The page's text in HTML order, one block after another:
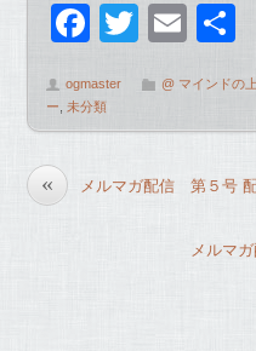
F
c
e
b
T
tt
er
E
ail
ogmaster @ マインドの
ー,未分類
« メルマガ配信 第５号 配
メルマ